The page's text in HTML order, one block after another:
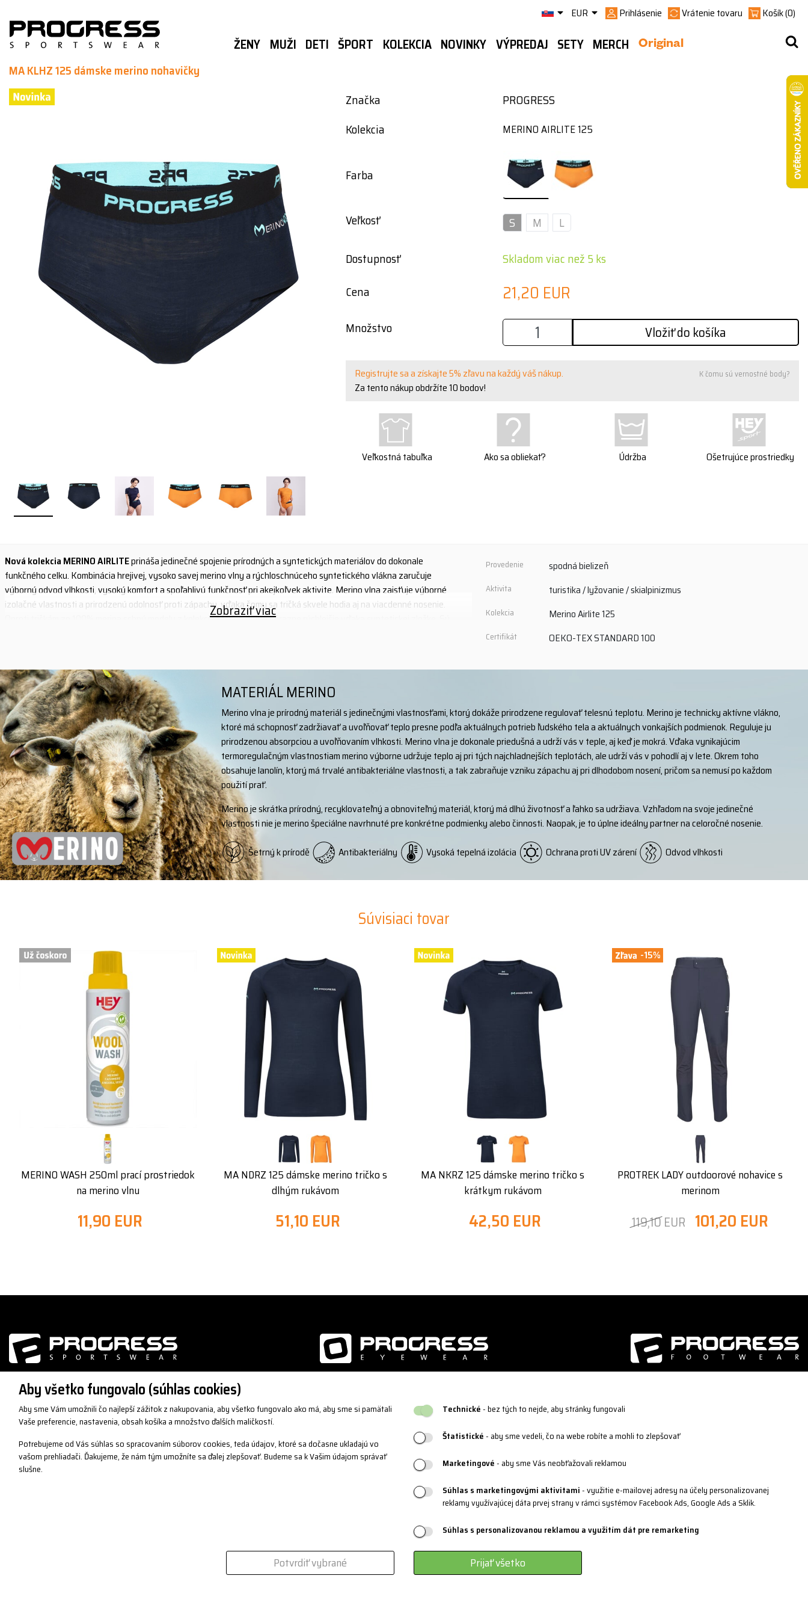
Aby všetko fungovalo (súhlas cookies)
Aby sme Vám umožnili čo najlepší zážitok z nakupovania, aby všetko fungovalo ako má, aby sme si pamätali
Vaše preferencie, nastavenia, obsah košíka a množstvo ďalších maličkostí.
Potrebujeme od Vás súhlas so spracovaním súborov cookies, teda údajov, ktoré sa dočasne ukladajú vo
vašom prehliadači. Ďakujeme, že nám tým umožníte sa ďalej zlepšovať. Budeme sa k Vašim údajom správať
slušne.
Technické- bez tých to nejde, aby stránky fungovali
Štatistické- aby sme vedeli, čo na webe robíte a mohli to zlepšovať
Marketingové- aby sme Vás neobťažovali reklamou
Súhlas s marketingovými aktivitami- využitie e-mailovej adresy na účely personalizovanej
reklamy využívajúcej dáta prvej strany v rámci systémov Facebook Ads, Google Ads a Sklik.
Súhlas s personalizovanou reklamou a využitím dát pre remarketing
Potvrdiť vybrané Prijať všetko
EUR Prihlásenie Vrátenie tovaru Košík(0)
ŽENY MUŽI DETI ŠPORT KOLEKCIA NOVINKY VÝPREDAJ SETY Original
MERCH
MA KLHZ 125 dámske merino nohavičky
Značka
PROGRESS
Kolekcia
MERINO AIRLITE 125
Farba
Veľkosť S M
L
Dostupnosť
Skladom viac než 5 ks
Cena
21,20 EUR
Množstvo Vložiť do košíka
Registrujte sa a získajte 5% zľavu na každý váš nákup. K čomu sú vernostné body?
Za tento nákup obdržíte10bodov!
Veľkostná tabuľka Ako sa obliekať? Údržba Ošetrujúce prostriedky
Nová kolekcia MERINO AIRLITEprináša jedinečné spojenie prírodných a syntetických materiálov do dokonale
funkčného celku. Kombinácia hrejivej, vysoko savej merino vlny a rýchloschnúceho syntetického vlákna zaručuje
výborný odvod vlhkosti, vysoký komfort a spoľahlivú funkčnosť pri akejkoľvek aktivite. Merino vlna zaisťuje výborné
izolačné vlastnosti a prirodzenú odolnosť proti zápachu, vďaka čomu sa tričká skvele hodia aj na viacdenné nosenie.
Oproti tričkám zo 100% merina schnú modely z kolekcie Merino Airlite výrazne rýchlejšie vďaka syntetickej zložke. Sú
- vynikajúce termoregulačné vlastnosti
- prirodzené antibakteriálne vlastnosti
- odolnosť voči zápachu aj pri dlhšom nosení
- prirodzená absorbcia a odvod vlhkosti od pokožky
- zabraňuje pocitu vlhkosti
- priedušný, príjemný materiál
materiál: 51% merino vlna (18,5 mikrón) + 49% polyester
gramáž: 125 g/m2
Zobraziť viac
Provedenie spodná bielizeň
Aktivita turistika / lyžovanie / skialpinizmus
Kolekcia Merino Airlite 125
Certifikát OEKO-TEX STANDARD 100
MATERIÁL MERINO
Merino vlna je prírodný materiál s jedinečnými vlastnosťami, ktorý dokáže prirodzene regulovať telesnú teplotu. Merino je technicky aktívne vlákno,
ktoré má schopnosť zadržiavať a uvoľňovať teplo presne podľa aktuálnych potrieb ľudského tela a aktuálnych vonkajších podmienok. Reguluje ju
prirodzenou absorpciou a uvoľňovaním vlhkosti. Merino vlna je dokonale priedušná a udrží vás v teple, aj keď je mokrá. Vďaka vynikajúcim
termoregulačným vlastnostiam merino výborne udržuje teplo aj pri tých najchladnejších teplotách, ale udrží vás v pohodlí aj v lete. Okrem toho
obsahuje lanolín, ktorý má trvalé antibakteriálne vlastnosti, a tak zabraňuje vzniku zápachu aj pri dlhodobom nosení, pričom sa nemusí po každom
použití prať.
Merino je skrátka prírodný, recyklovateľný a obnoviteľný materiál, ktorý má dlhú životnosť a ľahko sa udržiava. Vzhľadom na svoje jedinečné
vlastnosti nie je merino špeciálne navrhnuté pre konkrétne podmienky alebo činnosti. Naopak, je to úplne ideálny partner na celoročné nosenie.
Šetrný k prírodě
Antibakteriálny Vysoká tepelná izolácia Ochrana proti UV zárení Odvod vlhkosti
Súvisiaci tovar
MERINO WASH 250ml prací prostriedok
na merino vlnu
11,90 EUR
MA NDRZ 125 dámske merino tričko s
dlhým rukávom
51,10 EUR
MA NKRZ 125 dámske merino tričko s
krátkym rukávom
42,50 EUR
-15%
PROTREK LADY outdoorové nohavice s
merinom
119,10 EUR 101,20 EUR
O SPOLOČNOSTI
Kontakty
Pracovné príležitosti
SLUŽBY ZÁKAZNÍKOM
Vrátenie tovaru / Reklamácie
Registrácia
PRODUKTOVÁ PODPORA
Údržba oblečenia
Kontakt
+420 382 222 221
info@progress-cz.cz